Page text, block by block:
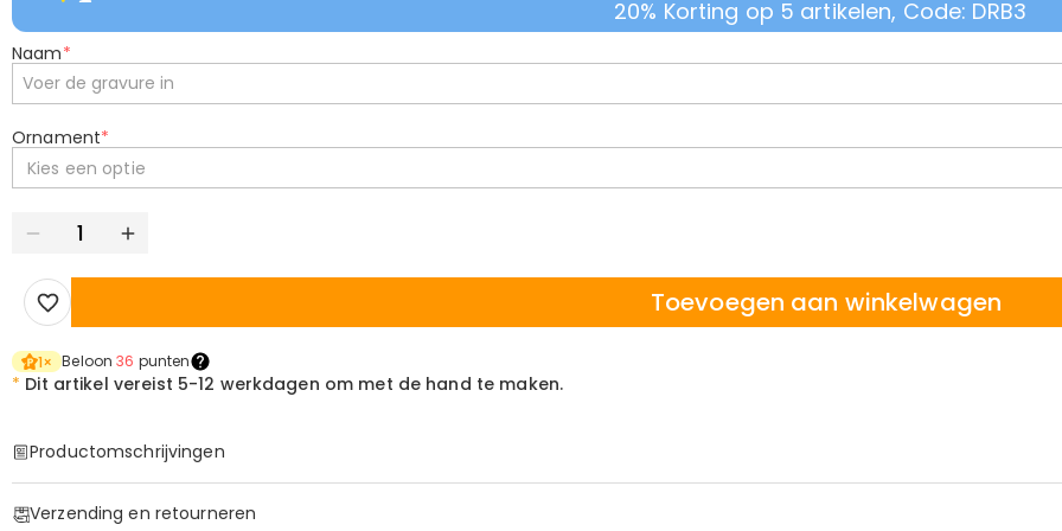
20% Korting op 5 artikelen, Code: DRB3
Naam*
Ornament*
Kies een optie
Toevoegen aan winkelwagen
1× Beloon36 punten
* Dit artikel vereist 5-12 werkdagen om met de hand te maken.
Productomschrijvingen
Een Meesterwerk voor de Man die de Green Beheerst
Verzending en retourneren